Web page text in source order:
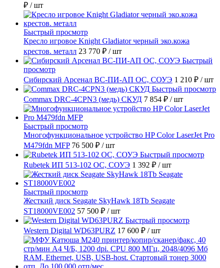
₽ / шт
Быстрый просмотр
Кресло игровое Knight Gladiator черный эко.кожа
крестов. металл 23 770 ₽ / шт
Быстрый
просмотр
Сибирский Арсенал ВС-ПИ-АП ОС, СОУЭ 1 210 ₽ / шт
Быстрый просмотр
Commax DRC-4CPN3 (медь) СКУД 7 854 ₽ / шт
Быстрый просмотр
Многофункциональное устройство HP Color LaserJet Pro
M479fdn MFP 76 500 ₽ / шт
Быстрый просмотр
Rubetek ИП 513-102 ОС, СОУЭ 1 392 ₽ / шт
Быстрый просмотр
Жесткий диск Seagate SkyHawk 18Tb Seagate
ST18000VE002 57 500 ₽ / шт
Быстрый просмотр
Western Digital WD63PURZ 17 600 ₽ / шт